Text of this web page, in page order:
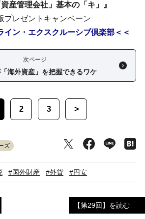
産管理会社」基本の「キ」』
プレゼントキャンペーン
イン・エクスクルーシブ倶楽部＜＜
次ページ
海外資産」を把握できるワケ
2 3 >
ズ
#国外財産 #外貨 #円安
【第29回】を読む